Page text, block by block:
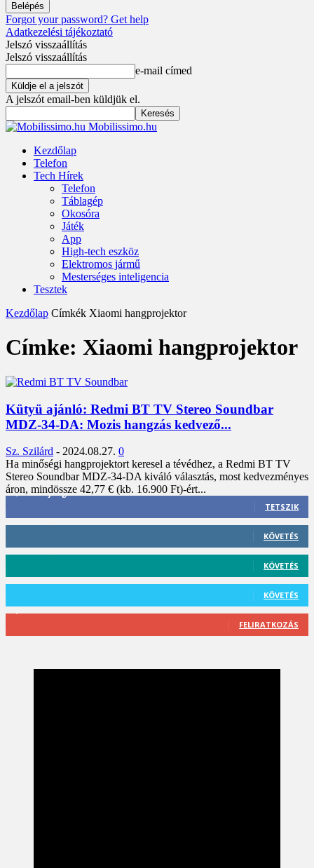
Forgot your password? Get help
Adatkezelési tájékoztató
Jelszó visszaállítás
Jelszó visszaállítás
e-mail címed
A jelszót email-ben küldjük el.
Mobilissimo.hu
Kezdőlap
Telefon
Tech Hírek
Telefon
Táblagép
Okosóra
Játék
App
High-tech eszköz
Elektromos jármű
Mesterséges inteligencia
Tesztek
Kezdőlap Címkék Xiaomi hangprojektor
Címke: Xiaomi hangprojektor
Kütyü ajánló: Redmi BT TV Stereo Soundbar
MDZ-34-DA: Mozis hangzás kedvező...
Sz. Szilárd - 2024.08.27. 0
Ha minőségi hangprojektort keresel a tévédhez, a Redmi BT TV
Stereo Soundbar MDZ-34-DA kiváló választás, most kedvezményes
áron, mindössze 42,77 € (kb. 16.900 Ft)-ért...
3,452
Rajongók
TETSZIK
KÖVETÉS
KÖVETÉS
KÖVETÉS
FELIRATKOZÁS